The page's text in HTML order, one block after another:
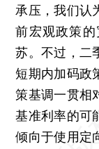
承压，我们认
前宏观政策
苏。不过，二
短期内加码政
策基调一贯相
基准利率的可
倾向于使用定